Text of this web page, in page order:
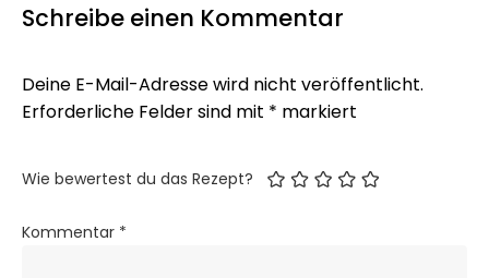
Schreibe einen Kommentar
Deine E-Mail-Adresse wird nicht veröffentlicht.
Erforderliche Felder sind mit * markiert
Wie bewertest du das Rezept?
Kommentar *